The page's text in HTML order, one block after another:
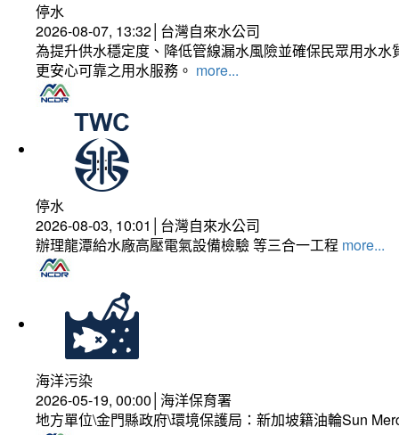
停水
2026-08-07, 13:32│台灣自來水公司
為提升供水穩定度、降低管線漏水風險並確保民眾用水
更安心可靠之用水服務。 more...
停水
2026-08-03, 10:01│台灣自來水公司
辦理龍潭給水廠高壓電氣設備檢驗 等三合一工程 more...
海洋污染
2026-05-19, 00:00│海洋保育署
地方單位\金門縣政府\環境保護局：新加坡籍油輪Sun